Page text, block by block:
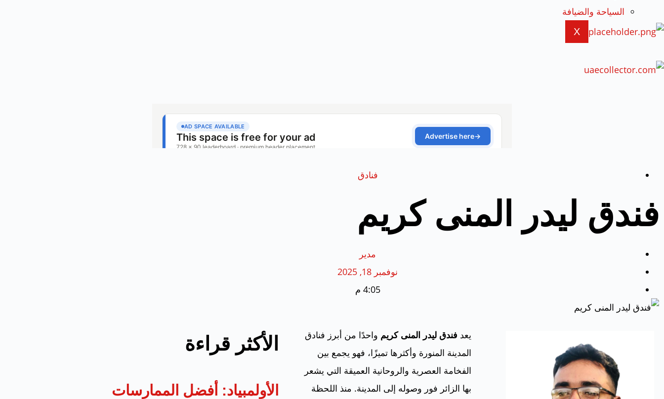
السياحة والضيافة
X
فنادق
فندق ليدر المنى كريم
مدير
نوفمبر 18, 2025
4:05 م
يعد فندق ليدر المنى كريم واحدًا من أبرز فنادق
المدينة المنورة وأكثرها تميزًا، فهو يجمع بين
الفخامة العصرية والروحانية العميقة التي يشعر
بها الزائر فور وصوله إلى المدينة. منذ اللحظة
الأكثر قراءة
الأولمبياد: أفضل الممارسات